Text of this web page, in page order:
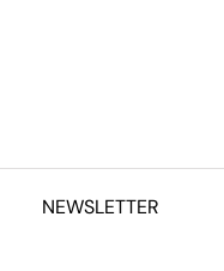
NEWSLETTER